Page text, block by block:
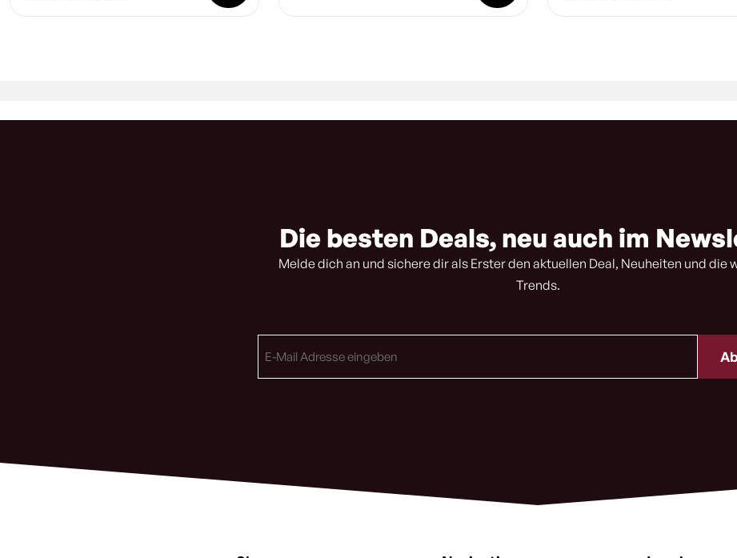
Die besten Deals, neu auch im
Melde dich an und sichere dir als Erster den aktuellen Deal, Neuheiten und die
Trends.
Mail